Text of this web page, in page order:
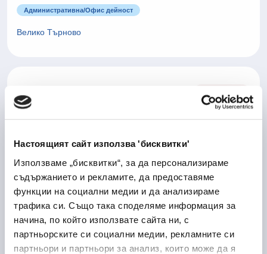
Настоящият сайт използва 'бисквитки'
Използваме „бисквитки“, за да персонализираме
съдържанието и рекламите, да предоставяме
функции на социални медии и да анализираме
трафика си. Също така споделяме информация за
начина, по който използвате сайта ни, с
партньорските си социални медии, рекламните си
партньори и партньори за анализ, които може да я
Административна/Oфис дейност
Велико Търново
Оператор производство -
Лекарствени продукти
06/07/2026
Laboratory Logistics
Associate
30/06/2026
Медицина и здравеопазване